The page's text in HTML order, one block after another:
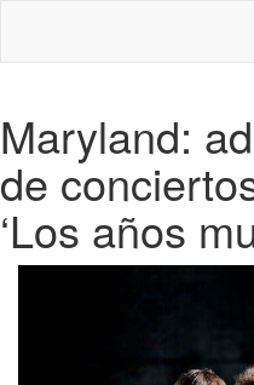
Maryland:
de
‘Los años